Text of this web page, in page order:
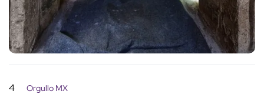
4 Orgullo MX